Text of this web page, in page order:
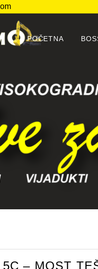
POČETNA
– MOST